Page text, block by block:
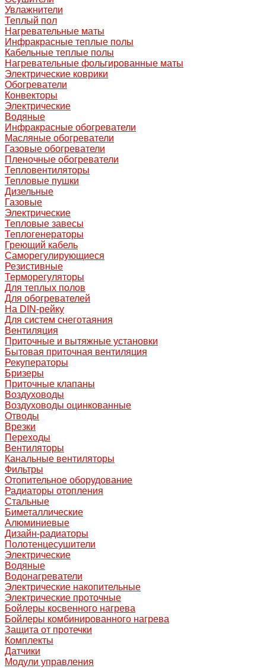
Увлажнители
Теплый пол
Нагревательные маты
Инфракрасные теплые полы
Кабельные теплые полы
Нагревательные фольгированные маты
Электрические коврики
Обогреватели
Конвекторы
Электрические
Водяные
Инфракрасные обогреватели
Масляные обогреватели
Газовые обогреватели
Пленочные обогреватели
Тепловентиляторы
Тепловые пушки
Дизельные
Газовые
Электрические
Тепловые завесы
Теплогенераторы
Греющий кабель
Саморегулирующиеся
Резистивные
Терморегуляторы
Для теплых полов
Для обогревателей
На DIN-рейку
Для систем снеготаяния
Вентиляция
Приточные и вытяжные установки
Бытовая приточная вентиляция
Рекуператоры
Бризеры
Приточные клапаны
Воздуховоды
Воздуховоды оцинкованные
Отводы
Врезки
Переходы
Вентиляторы
Канальные вентиляторы
Фильтры
Отопительное оборудование
Радиаторы отопления
Стальные
Биметаллические
Алюминиевые
Дизайн-радиаторы
Полотенцесушители
Электрические
Водяные
Водонагреватели
Электрические накопительные
Электрические проточные
Бойлеры косвенного нагрева
Бойлеры комбинированного нагрева
Защита от протечки
Комплекты
Датчики
Модули управления